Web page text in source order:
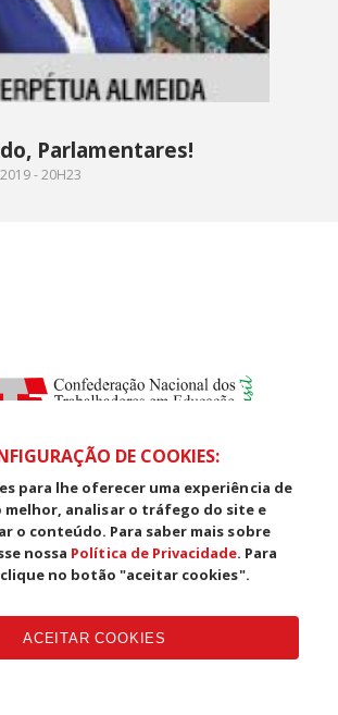
Parlamentares!
- 20H23
Venâncio III, Salas 101/106
70393-902 - Brasília - DF
3225-1003 - E-mail cnte@cnte.org.br
Trabalhadores(as) na Base
DE COOKIES:
para lhe oferecer uma experiência de
melhor, analisar o tráfego do site e
o conteúdo. Para saber mais sobre
nossa Política de Privacidade. Para
no botão "aceitar cookies".
ACEITAR COOKIES